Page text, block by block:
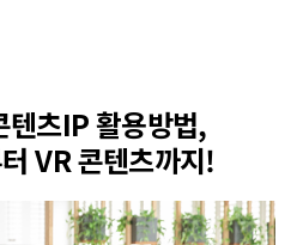
텐츠IP 활용방법,
VR 콘텐츠까지!